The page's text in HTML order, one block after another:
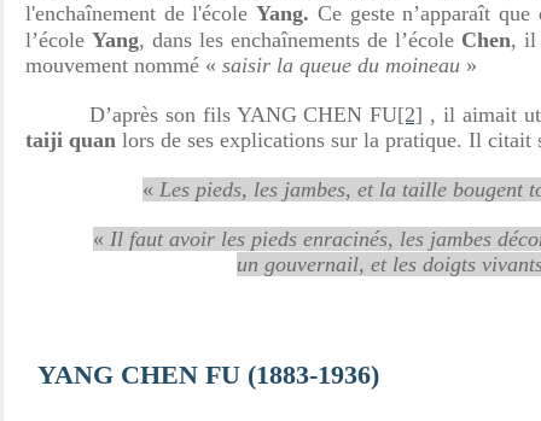
l'enchaînement de l'écoleYang. Ce gesten’apparaît que
l’école Yang, dans les enchaînements de l’école Chen, il
mouvement nommé « saisir la queue du moineau »
D’après son fils YANG CHEN FU[2] , il aimait
taiji quan lors de ses explications sur la pratique. Il citait
«Les pieds, les jambes, et la taille bougent
«Il faut avoir les pieds enracinés, les jambes
un gouvernail, et les doigts
YANG CHEN FU (1883-1936)